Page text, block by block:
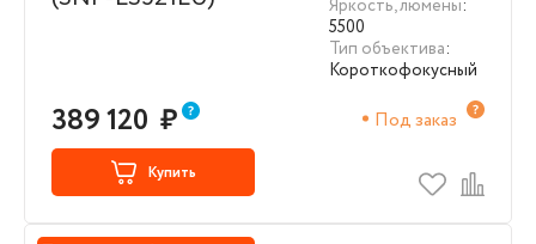
Яркость, люмены:
5500
Тип объектива:
Короткофокусный
389 120 ₽ Под заказ
Купить